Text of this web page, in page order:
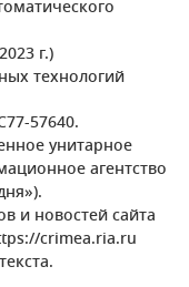
г.)
технологий
57640.
унитарное
агентство
и новостей сайта
crimea.ria.ru